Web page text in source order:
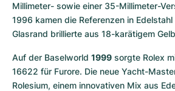
Millimeter- sowie einer 35-Millimeter-
1996 kamen die Referenzen in
Glasrand brillierte aus 18-karätigem
Auf der Baselworld 1999 sorgte Rolex
16622 für Furore. Die neue Yacht-
Rolesium, einem innovativen Mix aus